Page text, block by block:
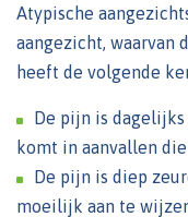
Atypische
aangezicht, waarvan
heeft de volgende
De pijn is
komt in aanvallen
De pijn is diep
moeilijk aan te